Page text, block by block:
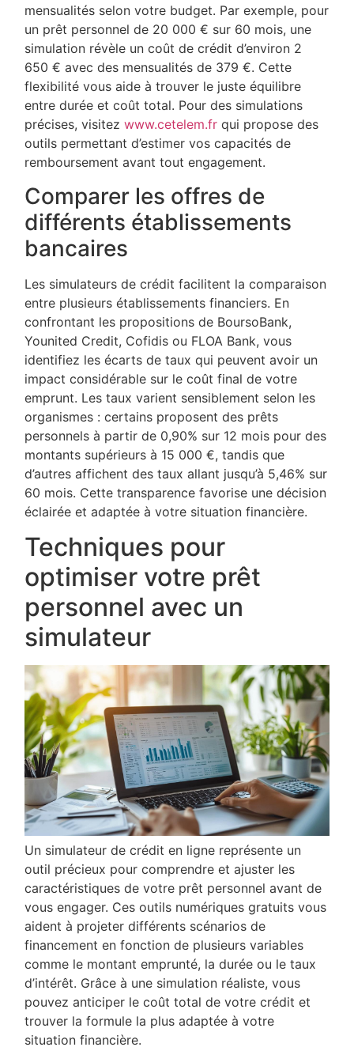
mensualités selon votre budget. Par exemple, pour
un prêt personnel de 20 000 € sur 60 mois, une
simulation révèle un coût de crédit d’environ 2
650 € avec des mensualités de 379 €. Cette
flexibilité vous aide à trouver le juste équilibre
entre durée et coût total. Pour des simulations
précises, visitezwww.cetelem.fr qui propose des
outils permettant d’estimer vos capacités de
remboursement avant tout engagement.
Comparer les offres de
différents établissements
bancaires
Les simulateurs de crédit facilitent la comparaison
entre plusieurs établissements financiers. En
confrontant les propositions de BoursoBank,
Younited Credit, Cofidis ou FLOA Bank, vous
identifiez les écarts de taux qui peuvent avoir un
impact considérable sur le coût final de votre
emprunt. Les taux varient sensiblement selon les
organismes : certains proposent des prêts
personnels à partir de 0,90% sur 12 mois pour des
montants supérieurs à 15 000 €, tandis que
d’autres affichent des taux allant jusqu’à 5,46% sur
60 mois. Cette transparence favorise une décision
éclairée et adaptée à votre situation financière.
Techniques pour
optimiser votre prêt
personnel avec un
simulateur
Un simulateur de crédit en ligne représente un
outil précieux pour comprendre et ajuster les
caractéristiques de votre prêt personnel avant de
vous engager. Ces outils numériques gratuits vous
aident à projeter différents scénarios de
financement en fonction de plusieurs variables
comme le montant emprunté, la durée ou le taux
d’intérêt. Grâce à une simulation réaliste, vous
pouvez anticiper le coût total de votre crédit et
trouver la formule la plus adaptée à votre
situation financière.